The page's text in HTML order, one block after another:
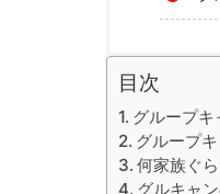
目次
グループキ
グループ
何家族ぐ
グルキャ